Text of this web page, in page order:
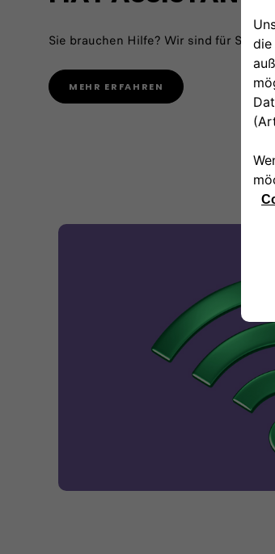
Sie brauchen Hilfe? Wir sind für Sie da.
MEHR ERFAHREN